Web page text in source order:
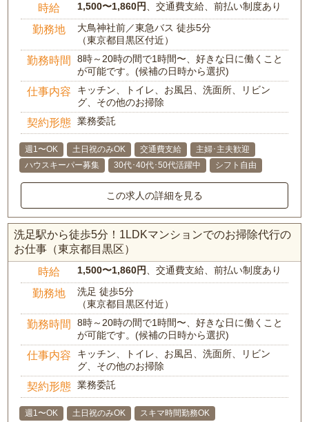
時給 1,500〜1,860円 、交通費支給、前払い制度あり
勤務地
大鳥神社前／東急バス 徒歩5分
（東京都目黒区付近）
勤務時間
8時～20時の間で1時間〜、好きな日に働くこと
が可能です。(候補の日時から選択)
仕事内容
キッチン、トイレ、お風呂、洗面所、リビン
グ、その他のお掃除
契約形態 業務委託
週1〜OK 土日祝のみOK 交通費支給
主婦･主夫歓迎
ハウスキーパー募集
30代･40代･50代活躍中 シフト自由
この求人の詳細を見る
洗足駅から徒歩5分！1LDKマンションでのお掃除代行の
お仕事（東京都目黒区）
時給 1,500〜1,860円 、交通費支給、前払い制度あり
勤務地
洗足 徒歩5分
（東京都目黒区付近）
勤務時間
8時～20時の間で1時間〜、好きな日に働くこと
が可能です。(候補の日時から選択)
仕事内容
キッチン、トイレ、お風呂、洗面所、リビン
グ、その他のお掃除
契約形態 業務委託
週1〜OK 土日祝のみOK スキマ時間勤務OK